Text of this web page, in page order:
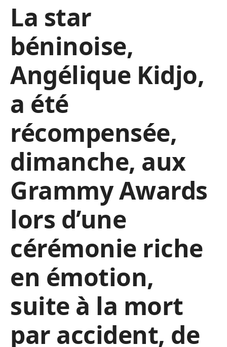
La star
béninoise,
Angélique Kidjo,
a été
récompensée,
dimanche, aux
Grammy Awards
lors d’une
cérémonie riche
en émotion,
suite à la mort
par accident, de